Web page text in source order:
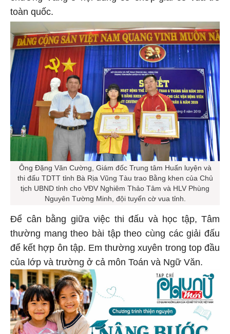
toàn quốc.
Ông Đặng Văn Cường, Giám đốc Trung tâm Huấn luyện và
thi đấu TDTT tỉnh Bà Rịa Vũng Tàu trao Bằng khen của Chủ
tịch UBND tỉnh cho VĐV Nghiêm Thảo Tâm và HLV Phùng
Nguyên Tường Minh, đội tuyển cờ vua tỉnh.
Để cân bằng giữa việc thi đấu và học tập, Tâm
thường mang theo bài tập theo cùng các giải đấu
để kết hợp ôn tập. Em thường xuyên trong top đầu
của lớp và trường ở cả môn Toán và Ngữ Văn.